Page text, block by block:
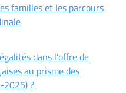
familles et les parcours
dans l’offre de
au prisme des
2025) ?